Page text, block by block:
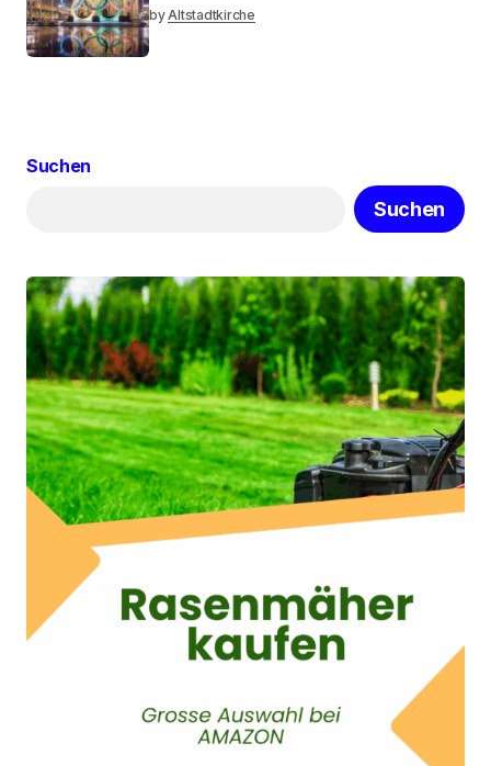
byAltstadtkirche
Suchen
Suchen